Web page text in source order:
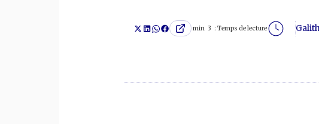
Temps de lecture :
3
min